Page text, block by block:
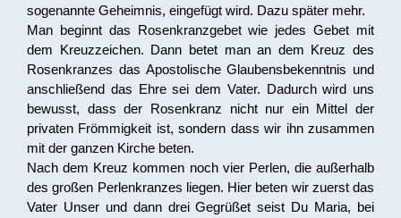
sogenannte Geheimnis, eingefügt wird. Dazu später mehr.
Man beginnt das Rosenkranzgebet wie jedes Gebet mit
dem Kreuzzeichen. Dann betet man an dem Kreuz des
Rosenkranzes das Apostolische Glaubensbekenntnis und
anschließend das Ehre sei dem Vater. Dadurch wird uns
bewusst, dass der Rosenkranz nicht nur ein Mittel der
privaten Frömmigkeit ist, sondern dass wir ihn zusammen
mit der ganzen Kirche beten.
Nach dem Kreuz kommen noch vier Perlen, die außerhalb
des großen Perlenkranzes liegen. Hier beten wir zuerst das
Vater Unser und dann drei Gegrüßet seist Du Maria, bei